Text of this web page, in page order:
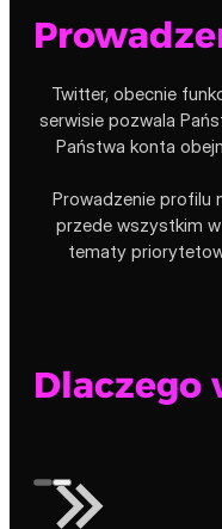
Twitter, obecnie
serwisie pozwala
Państwa konta
Prowadzenie profilu
przede wszystkim
tematy
Dlaczego